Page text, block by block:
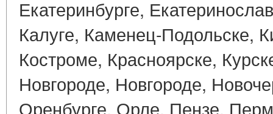
Екатеринбурге,
Калуге, Каменец-Подольске,
Костроме, Красноярске,
Новгороде, Новгороде,
Оренбурге, Орле, Пензе,